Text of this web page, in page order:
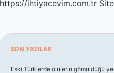
https://ihtiyacevim.com.tr
Sidebar
SON YAZILAR
Eski Türklerde ölülerin gömüldüğü